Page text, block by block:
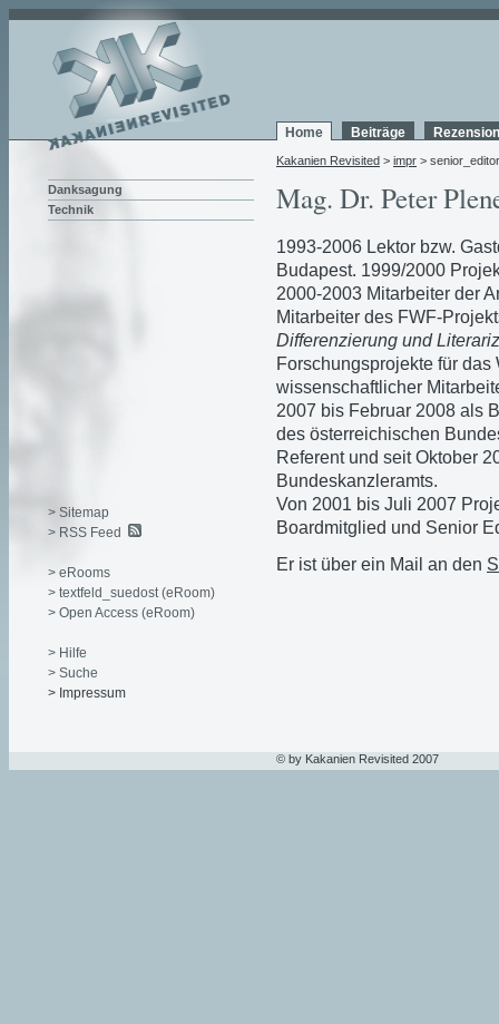
Home Beiträge
Kakanien Revisited > impr > senior_editor
Mag. Dr. Peter
1993-2006 Lektor bzw.
Budapest. 1999/2000
2000-2003 Mitarbeiter der
Mitarbeiter des FWF-
Differenzierung und
Forschungsprojekte für
wissenschaftlicher
2007 bis Februar 2008 als
des österreichischen
Referent und seit Oktober
Bundeskanzleramts.
Von 2001 bis Juli 2007
Boardmitglied und Senior
Er ist über ein Mail an den
Danksagung
Technik
> Sitemap
> RSS Feed
> eRooms
> textfeld_suedost (eRoom)
> Open Access (eRoom)
> Hilfe
> Suche
> Impressum
© by Kakanien Revisited 2007